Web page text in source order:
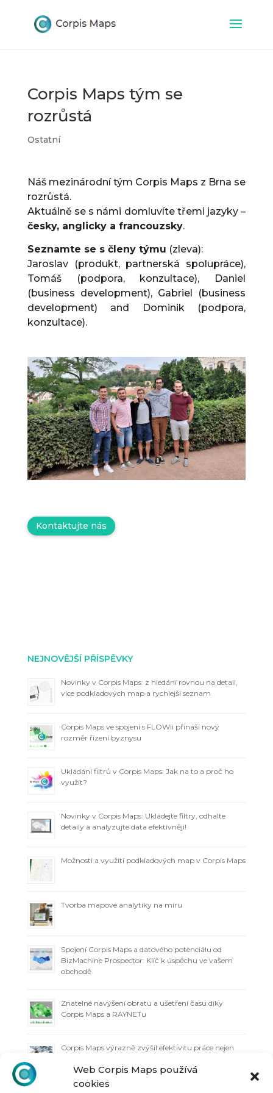
Web Corpis Maps používá
cookies
Corpis Maps tým se
rozrůstá
Ostatní
Náš mezinárodní tým Corpis Maps z Brna se
rozrůstá.
Aktuálně se s námi domluvíte třemi jazyky –
česky, anglicky a francouzsky.
Seznamte se s členy týmu (zleva):
Jaroslav (produkt, partnerská spolupráce),
Tomáš (podpora, konzultace), Daniel
(business development), Gabriel (business
development) and Dominik (podpora,
konzultace).
Kontaktujte nás
NEJNOVĚJŠÍ PŘÍSPĚVKY
Novinky v Corpis Maps: z hledání rovnou na detail,
více podkladových map a rychlejší seznam
Corpis Maps ve spojení s FLOWii přináší nový
rozměr řízení byznysu
Ukládání filtrů v Corpis Maps: Jak na to a proč ho
využít?
Novinky v Corpis Maps: Ukládejte filtry, odhalte
detaily a analyzujte data efektivněji!
Možnosti a využití podkladových map v Corpis Maps
Tvorba mapové analytiky na míru
Spojení Corpis Maps a datového potenciálu od
BizMachine Prospector: Klíč k úspěchu ve vašem
obchodě
Znatelné navýšení obratu a ušetření času díky
Corpis Maps a RAYNETu
Corpis Maps výrazně zvýšil efektivitu práce nejen